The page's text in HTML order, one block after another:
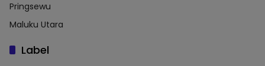
Pringsewu
Maluku Utara
Label